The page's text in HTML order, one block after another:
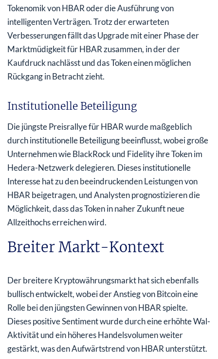
Tokenomik von HBAR oder die Ausführung von
intelligenten Verträgen. Trotz der erwarteten
Verbesserungen fällt das Upgrade mit einer Phase der
Marktmüdigkeit für HBAR zusammen, in der der
Kaufdruck nachlässt und das Token einen möglichen
Rückgang in Betracht zieht.
Institutionelle Beteiligung
Die jüngste Preisrallye für HBAR wurde maßgeblich
durch institutionelle Beteiligung beeinflusst, wobei große
Unternehmen wie BlackRock und Fidelity ihre Token im
Hedera-Netzwerk delegieren. Dieses institutionelle
Interesse hat zu den beeindruckenden Leistungen von
HBAR beigetragen, und Analysten prognostizieren die
Möglichkeit, dass das Token in naher Zukunft neue
Allzeithochs erreichen wird.
Breiter Markt-Kontext
Der breitere Kryptowährungsmarkt hat sich ebenfalls
bullisch entwickelt, wobei der Anstieg von Bitcoin eine
Rolle bei den jüngsten Gewinnen von HBAR spielte.
Dieses positive Sentiment wurde durch eine erhöhte Wal-
Aktivität und ein höheres Handelsvolumen weiter
gestärkt, was den Aufwärtstrend von HBAR unterstützt.